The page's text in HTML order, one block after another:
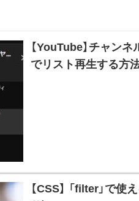
【YouTube】チャンネ
でリスト再生する方
【CSS】 「filter」で